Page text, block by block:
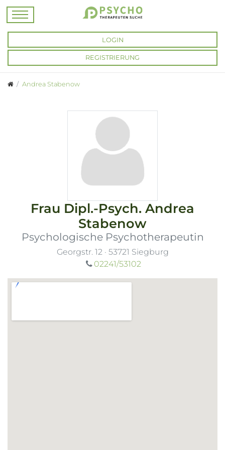
LOGIN
REGISTRIERUNG
Andrea Stabenow
Frau Dipl.-Psych. Andrea
Stabenow
Psychologische Psychotherapeutin
Georgstr. 12 · 53721 Siegburg
02241/53102